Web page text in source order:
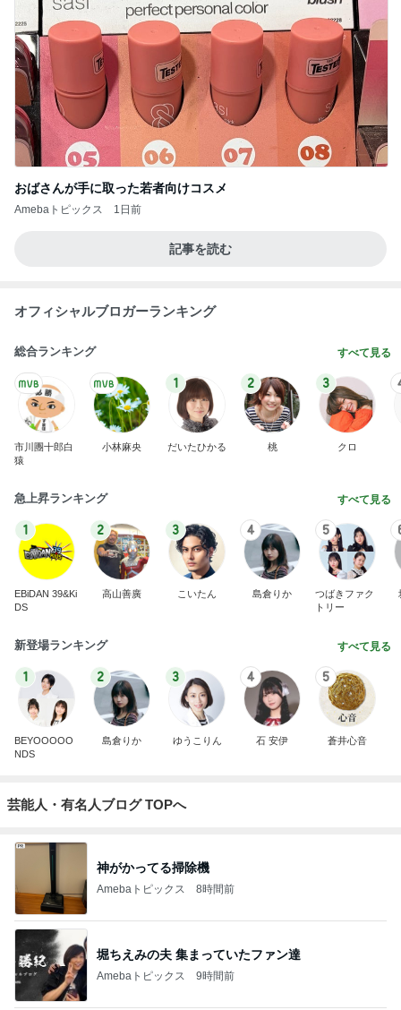
おばさんが手に取った若者向けコスメ
Amebaトピックス 1日前
記事を読む
オフィシャルブロガーランキング
総合ランキング すべて見る
市川團十郎白
猿
小林麻央
1
だいたひかる
2
桃
3
クロ
急上昇ランキング すべて見る
1
EBiDAN 39&Ki
DS
2
高山善廣
3
こいたん
4
島倉りか
5
つばきファク
トリー
新登場ランキング すべて見る
1
BEYOOOOO
NDS
2
島倉りか
3
ゆうこりん
4
石 安伊
5
蒼井心音
芸能人・有名人ブログ TOPへ
神がかってる掃除機
Amebaトピックス 8時間前
堀ちえみの夫 集まっていたファン達
Amebaトピックス 9時間前